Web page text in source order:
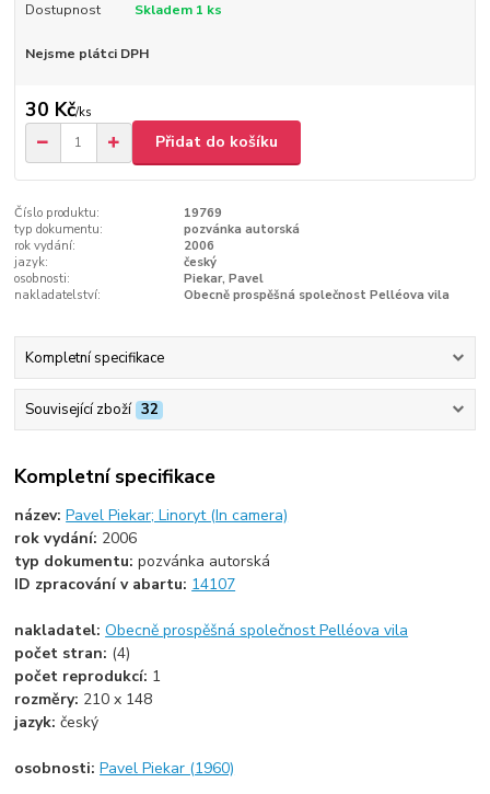
Dostupnost Skladem 1 ks
Nejsme plátci DPH
30 Kč/ks
Přidat do košíku
Číslo produktu:
19769
typ dokumentu:
pozvánka autorská
rok vydání:
2006
jazyk:
český
osobnosti:
Piekar, Pavel
nakladatelství:
Obecně prospěšná společnost Pelléova vila
Kompletní specifikace
Související zboží 32
Kompletní specifikace
název:Pavel Piekar; Linoryt (In camera)
rok vydání: 2006
typ dokumentu:pozvánka autorská
ID zpracování v abartu: 14107
nakladatel:Obecně prospěšná společnost Pelléova vila
počet stran: (4)
počet reprodukcí: 1
rozměry: 210 x 148
jazyk:český
osobnosti:Pavel Piekar (1960)